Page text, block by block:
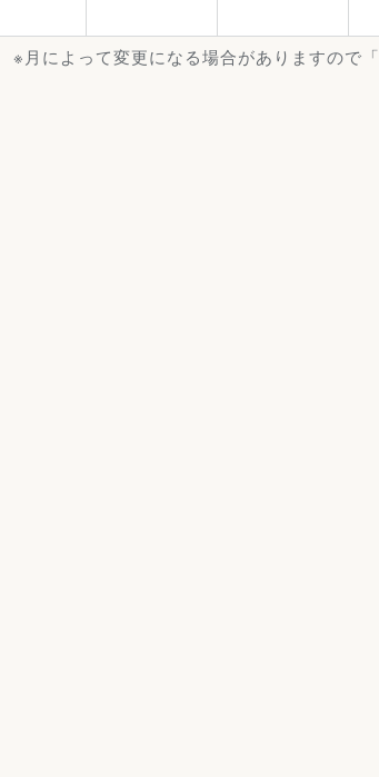
※月によって変更になる場合がありますので「